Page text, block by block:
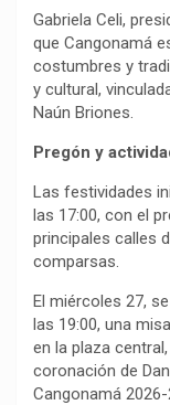
Gabriela Celi,
que Cangonamá
costumbres y
y cultural,
Naún Briones.
Pregón y
Las festividades
las 17:00, con el
principales calles
comparsas.
El miércoles 27,
las 19:00, una
en la plaza
coronación de
Cangonamá